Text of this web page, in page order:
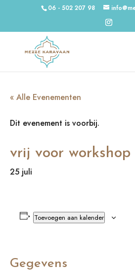
06 - 502 207 98
« Alle Evenementen
Dit evenement is voorbij.
vrij voor workshop
25 juli
Toevoegen aan kalender
Gegevens